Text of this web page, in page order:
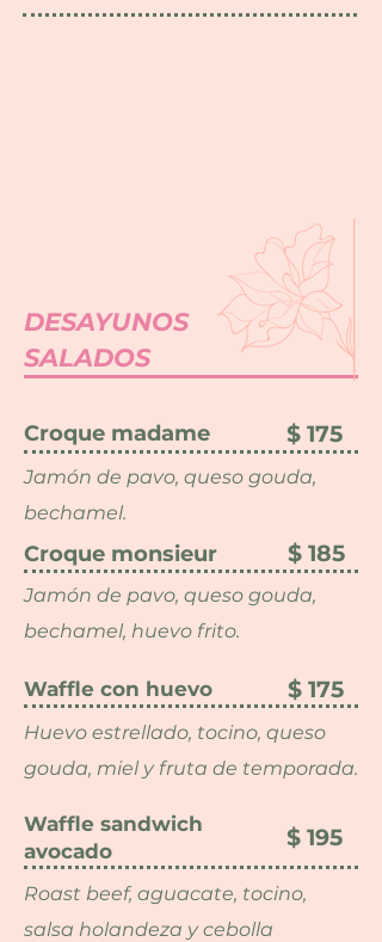
DESAYUNOS
SALADOS
Croque madame $ 175
Jamón de pavo, queso gouda,
bechamel.
Croque monsieur $ 185
Jamón de pavo, queso gouda,
bechamel, huevo frito.
Waffle con huevo $ 175
Huevo estrellado, tocino, queso
gouda, miel y fruta de temporada.
Waffle sandwich
avocado
$ 195
Roast beef, aguacate, tocino,
salsa holandeza y cebolla